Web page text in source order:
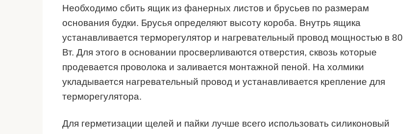
Необходимо сбить ящик из фанерных листов и брусьев по размерам
основания будки. Брусья определяют высоту короба. Внутрь ящика
устанавливается терморегулятор и нагревательный провод мощностью в 80
Вт. Для этого в основании просверливаются отверстия, сквозь которые
продевается проволока и заливается монтажной пеной. На холмики
укладывается нагревательный провод и устанавливается крепление для
терморегулятора.
Для герметизации щелей и пайки лучше всего использовать силиконовый